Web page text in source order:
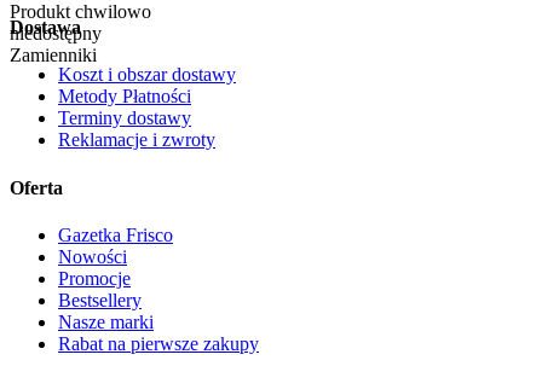
Produkt chwilowo
niedostępny
Zamienniki
Dostawa
Koszt i obszar dostawy
Metody Płatności
Terminy dostawy
Reklamacje i zwroty
Oferta
Gazetka Frisco
Nowości
Promocje
Bestsellery
Nasze marki
Rabat na pierwsze zakupy